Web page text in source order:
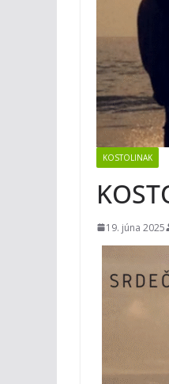
KOSTOLINAK
19. júna 2025